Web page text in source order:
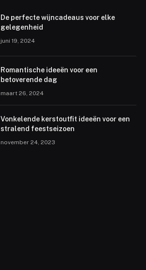
De perfecte wijncadeaus voor elke
gelegenheid
juni 19, 2024
Romantische ideeën voor een
betoverende dag
maart 26, 2024
Vonkelende kerstoutfit ideeën voor een
stralend feestseizoen
november 24, 2023